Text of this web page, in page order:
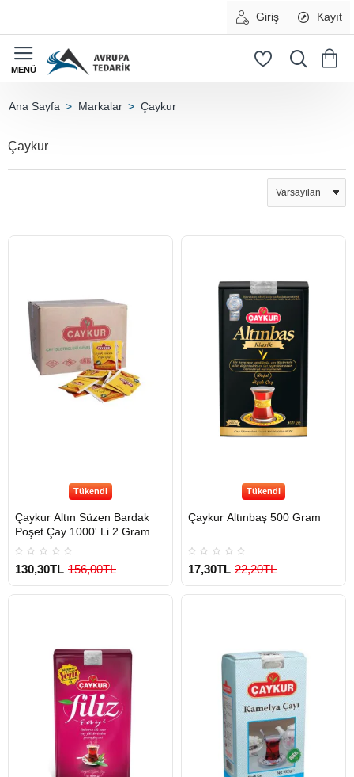
Giriş Kayıt
Markalar Çaykur
Çaykur
Tükendi
Çaykur Altın Süzen Bardak
Poşet Çay 1000' Li 2 Gram
130,30TL 156,00TL
Tükendi
Çaykur Altınbaş 500 Gram
17,30TL 22,20TL